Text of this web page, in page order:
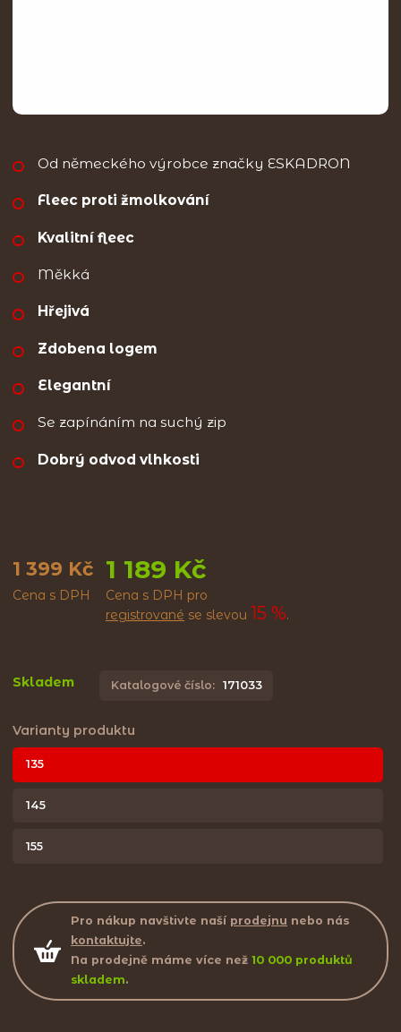
Od německého výrobce značky ESKADRON
Fleec proti žmolkování
Kvalitní fleec
Měkká
Hřejivá
Zdobena logem
Elegantní
Se zapínáním na suchý zip
Dobrý odvod vlhkosti
1 399 Kč
Cena s DPH
1 189 Kč
Cena s DPH pro
registrované se slevou 15 %.
Skladem Katalogové číslo: 171033
Varianty produktu
135
145
155
Pro nákup navštivte naší prodejnu nebo nás
kontaktujte.
Na prodejně máme více než 10 000 produktů
skladem.